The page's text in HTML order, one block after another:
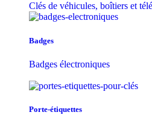
Clés de véhicules, boîtiers et
Badges
Badges électroniques
Porte-étiquettes